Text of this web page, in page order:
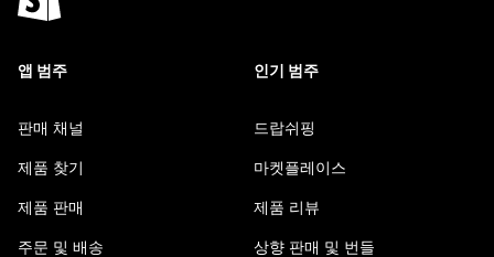
앱 범주
판매 채널
제품 찾기
제품 판매
주문 및 배송
인기 범주
드랍쉬핑
마켓플레이스
제품 리뷰
상향 판매 및 번들